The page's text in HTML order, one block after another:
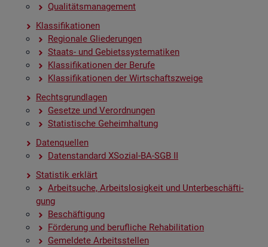
Qua­li­täts­ma­nage­ment
Klas­si­fi­ka­tio­nen
Re­gio­na­le Glie­de­run­gen
Staats- und Ge­biets­sys­te­ma­ti­ken
Klas­si­fi­ka­tio­nen der Be­ru­fe
Klas­si­fi­ka­tio­nen der Wirt­schafts­zwei­ge
Rechts­grund­la­gen
Ge­set­ze und Ver­ord­nun­gen
Sta­tis­ti­sche Ge­heim­hal­tung
Da­ten­quel­len
Da­ten­stan­dard XSo­zi­al-BA-SGB II
Sta­tis­tik er­klärt
Ar­beit­su­che, Ar­beits­lo­sig­keit und Un­ter­be­schäf­ti­
gung
Be­schäf­ti­gung
För­de­rung und be­ruf­li­che Re­ha­bi­li­ta­ti­on
Ge­mel­de­te Ar­beits­stel­len